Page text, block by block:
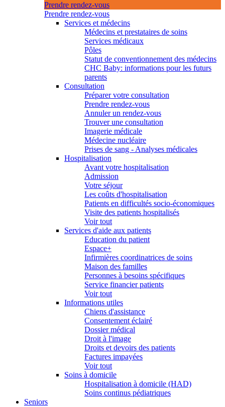
Prendre rendez-vous
Prendre rendez-vous
Services et médecins
Médecins et prestataires de soins
Services médicaux
Pôles
Statut de conventionnement des médecins
CHC Baby: informations pour les futurs
parents
Consultation
Préparer votre consultation
Prendre rendez-vous
Annuler un rendez-vous
Trouver une consultation
Imagerie médicale
Médecine nucléaire
Prises de sang - Analyses médicales
Hospitalisation
Avant votre hospitalisation
Admission
Votre séjour
Les coûts d'hospitalisation
Patients en difficultés socio-économiques
Visite des patients hospitalisés
Voir tout
Services d'aide aux patients
Education du patient
Espace+
Infirmières coordinatrices de soins
Maison des familles
Personnes à besoins spécifiques
Service financier patients
Voir tout
Informations utiles
Chiens d'assistance
Consentement éclairé
Dossier médical
Droit à l'image
Droits et devoirs des patients
Factures impayées
Voir tout
Soins à domicile
Hospitalisation à domicile (HAD)
Soins continus pédiatriques
Seniors